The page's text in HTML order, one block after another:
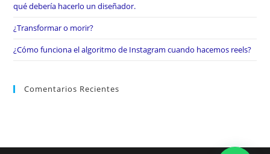
qué debería hacerlo un diseñador.
¿Transformar o morir?
¿Cómo funciona el algoritmo de Instagram cuando hacemos reels?
Comentarios Recientes